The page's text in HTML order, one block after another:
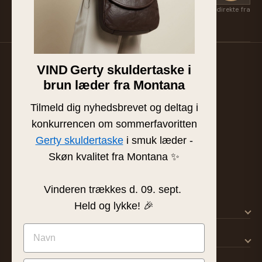
Få nye kollektioner, eksklusive favoritter og inspiration først — direkte fra
Suzan & Lasse. Afmeld når som helst.
Familieejet læder- og skindbutik fra Silkeborg. Hånd-
plukket læder af højeste kvalitet siden 1986.
BUTIK & SHOWROOM
Tværgade 8 · 8600 Silkeborg
info@frejaskind.dk
CVR 12409036
KUNDESERVICE
VIND Gerty skuldertaske i
brun læder fra Montana
Tilmeld dig nyhedsbrevet og deltag i
konkurrencen om sommerfavoritten
Gerty skuldertaskei smuk læder -
Skøn kvalitet fra Montana ✨
Vinderen trækkes d. 09. sept.
Held og lykke! 🎉